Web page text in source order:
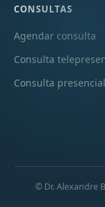
CONSULTAS
Agendar consulta
Consulta
Consulta presencial
© Dr. Alexandre